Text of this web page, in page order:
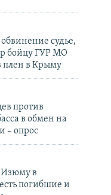
судье,
бойцу ГУР МО
плен в Крыму
против
в обмен на
– опрос
Изюму в
погибшие и